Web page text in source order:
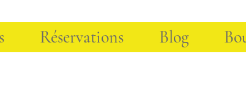
Réservations Blog